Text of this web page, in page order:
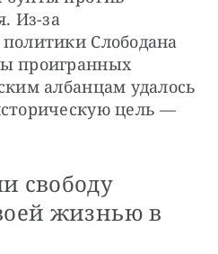
Из-за
Слободана
проигранных
албанцам удалось
цель —
свободу
жизнью в